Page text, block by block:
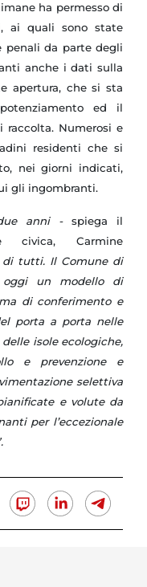
ha permesso di
ai quali sono state
penali da parte degli
anche i dati sulla
apertura, che si sta
ed il
Numerosi e
residenti che si
nei giorni indicati,
gli ingombranti.
anni -spiega il
civica, Carmine
tutti. Il Comune di
oggi un modello di
di conferimento e
porta a porta nelle
isole ecologiche,
e prevenzione e
selettiva
e volute da
per l’eccezionale